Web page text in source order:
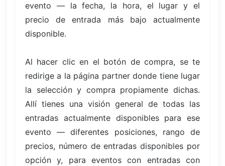
evento — la fecha, la hora, el lugar y el
precio de entrada más bajo actualmente
disponible.
Al hacer clic en el botón de compra, se te
redirige a la página partner donde tiene lugar
la selección y compra propiamente dichas.
Allí tienes una visión general de todas las
entradas actualmente disponibles para ese
evento — diferentes posiciones, rango de
precios, número de entradas disponibles por
opción y, para eventos con entradas con